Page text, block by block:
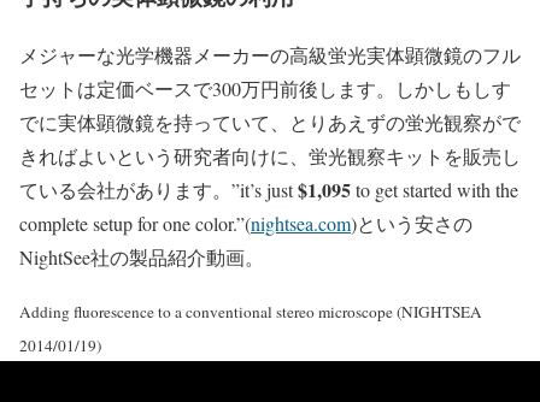
メジャーな光学機器メーカーの高級蛍光実体顕微鏡のフル
セットは定価ベースで300万円前後します。しかしもしす
でに実体顕微鏡を持っていて、とりあえずの蛍光観察がで
きればよいという研究者向けに、蛍光観察キットを販売し
ている会社があります。”it’s just$1,095to get started with the
complete setup for one color.”(nightsea.com)という安さの
NightSee社の製品紹介動画。
Adding fluorescence to a conventional stereo microscope (NIGHTSEA
2014/01/19)